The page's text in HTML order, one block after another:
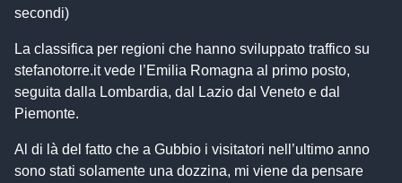
secondi)
La classifica per regioni che hanno sviluppato traffico su
stefanotorre.it vede l’Emilia Romagna al primo posto,
seguita dalla Lombardia, dal Lazio dal Veneto e dal
Piemonte.
Al di là del fatto che a Gubbio i visitatori nell’ultimo anno
sono stati solamente una dozzina, mi viene da pensare